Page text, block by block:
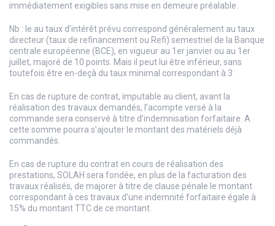
immédiatement exigibles sans mise en demeure préalable.
Nb : le au taux d’intérêt prévu correspond généralement au taux
directeur (taux de refinancement ou Refi) semestriel de la Banque
centrale européenne (BCE), en vigueur au 1er janvier ou au 1er
juillet, majoré de 10 points. Mais il peut lui être inférieur, sans
toutefois être en-deçà du taux minimal correspondant à 3
En cas de rupture de contrat, imputable au client, avant la
réalisation des travaux demandés, l’acompte versé à la
commande sera conservé à titre d’indemnisation forfaitaire. A
cette somme pourra s’ajouter le montant des matériels déjà
commandés.
En cas de rupture du contrat en cours de réalisation des
prestations, SOLAH sera fondée, en plus de la facturation des
travaux réalisés, de majorer à titre de clause pénale le montant
correspondant à ces travaux d’une indemnité forfaitaire égale à
15% du montant TTC de ce montant.